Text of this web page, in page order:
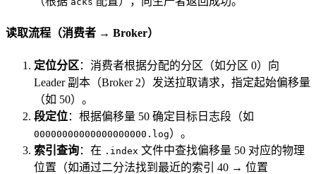
读取流程（消费者 → Broker）
定位分区 ：消费者根据分配的分区（如分区 0）向
Leader 副本（Broker 2）发送拉取请求，指定起始偏移量
（如 50）。
段定位：根据偏移量 50 确定目标日志段（如
00000000000000000000.log）。
索引查询：在 .index 文件中查找偏移量 50 对应的物理
位置（如通过二分法找到最近的索引 40 → 位置